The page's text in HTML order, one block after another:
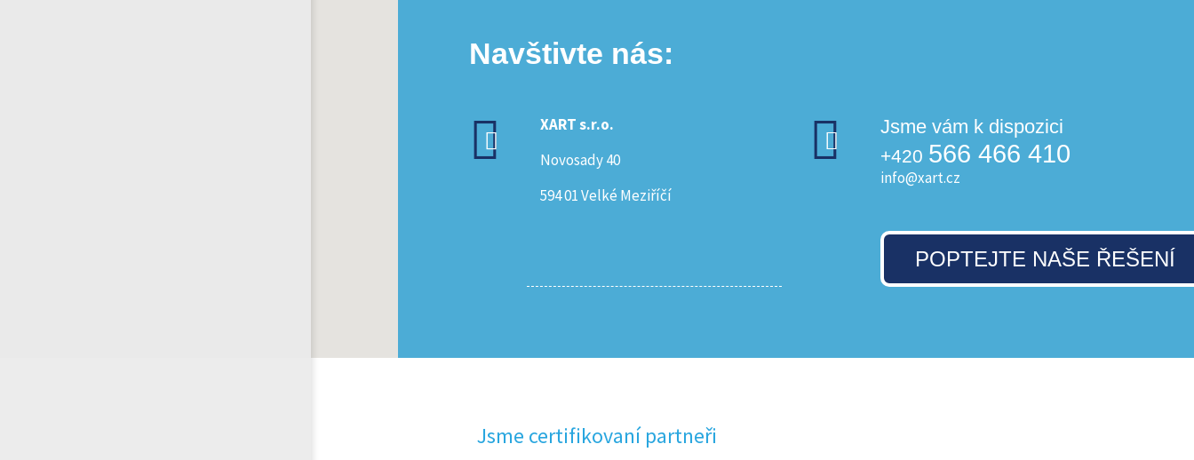
Navštivte nás:
XART s.r.o.
Novosady 40
594 01 Velké Meziříčí
Jsme vám k dispozici
+420 566 466 410
info@xart.cz
POPTEJTE NAŠE ŘEŠENÍ
Jsme certifikovaní partneři